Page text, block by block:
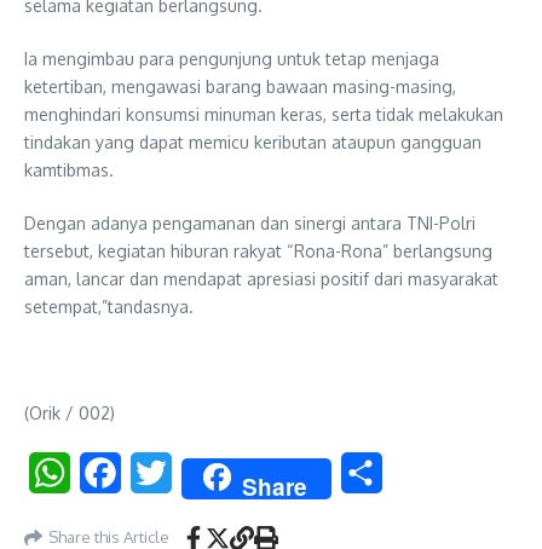
selama kegiatan berlangsung.
Ia mengimbau para pengunjung untuk tetap menjaga
ketertiban, mengawasi barang bawaan masing-masing,
menghindari konsumsi minuman keras, serta tidak melakukan
tindakan yang dapat memicu keributan ataupun gangguan
kamtibmas.
Dengan adanya pengamanan dan sinergi antara TNI-Polri
tersebut, kegiatan hiburan rakyat “Rona-Rona” berlangsung
aman, lancar dan mendapat apresiasi positif dari masyarakat
setempat,”tandasnya.
(Orik / 002)
WhatsAppFacebookTwitter Share
Share this Article